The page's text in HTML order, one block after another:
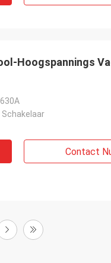
Hoogspannings
Schakelaar
Contact